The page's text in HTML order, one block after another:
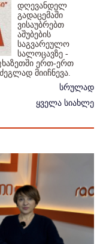
დღევანდელ
გადაცემაში
ვისაუბრებთ
აშუბების
საგვარეულო
სალოცავზე -
ერთ-ერთ
მიიჩნევა.
სრულად
ყველა სიახლე